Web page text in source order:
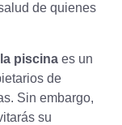
de quienes
piscina es un
de
Sin embargo,
su